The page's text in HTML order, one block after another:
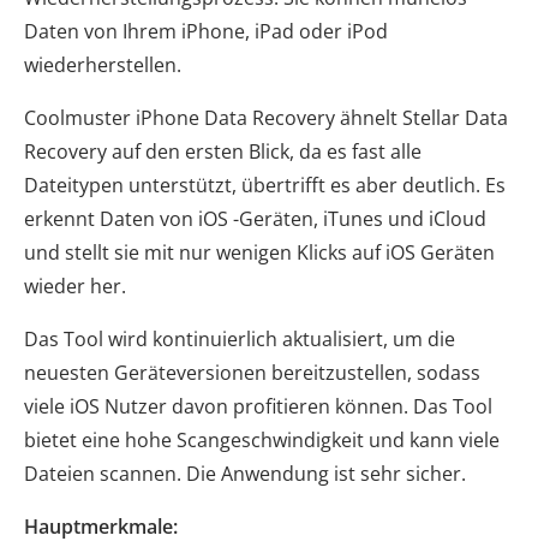
Daten von Ihrem iPhone, iPad oder iPod
wiederherstellen.
Coolmuster iPhone Data Recovery ähnelt Stellar Data
Recovery auf den ersten Blick, da es fast alle
Dateitypen unterstützt, übertrifft es aber deutlich. Es
erkennt Daten von iOS -Geräten, iTunes und iCloud
und stellt sie mit nur wenigen Klicks auf iOS Geräten
wieder her.
Das Tool wird kontinuierlich aktualisiert, um die
neuesten Geräteversionen bereitzustellen, sodass
viele iOS Nutzer davon profitieren können. Das Tool
bietet eine hohe Scangeschwindigkeit und kann viele
Dateien scannen. Die Anwendung ist sehr sicher.
Hauptmerkmale: